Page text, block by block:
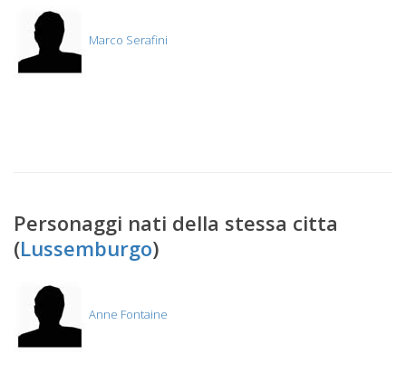
Marco Serafini
Personaggi nati della stessa citta
(Lussemburgo)
Anne Fontaine